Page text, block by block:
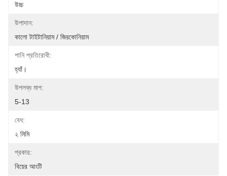
উচ্চ
উপাদান:
কালো টাইটানিয়াম / জিরকোনিয়াম
পানি প্রতিরোধী:
হ্যাঁ।
উপলব্ধ মাপ:
5-13
বেধ:
২ মিমি
প্রকার:
বিয়ের আংটি